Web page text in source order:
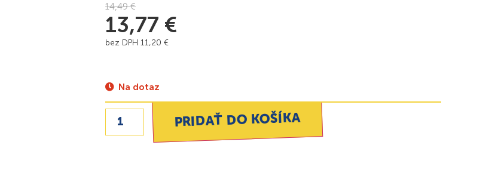
14,49€
13,77 €
bez DPH 11,20 €
Na dotaz
PRIDAŤ DO KOŠÍKA